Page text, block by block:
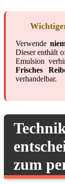
Verwende
Dieser enthält
Emulsion
Frisches
verhandelbar.
zum